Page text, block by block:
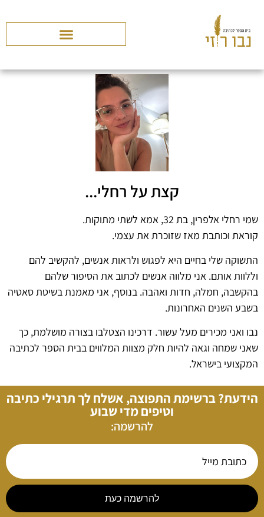
קצת על רחלי...
שמי רחלי אלפרין, בת 32, אמא לשתי מתוקות.
קוראת וכותבת מאז שזוכרת את עצמי.
התשוקה שלי בחיים היא לפגוש ולראות אנשים, להקשיב להם
וללוות אותם. אני מלווה אנשים לכתוב את הסיפור שלהם
בהקשבה, חמלה, חדות ואהבה. בנוסף, אני מאמנת בשיטת סאטיה
בשבע השנים האחרונות.
נבו ואני מכירים מעל עשור. דרכינו הצטלבו בצורה מושלמת, כך
שאני שמחה וגאה להיות חלק מצוות המלווים בבית הספר לכתיבה
המקצועי בישראל.
הידעת? ברשימת התפוצה, אשלח לך תרגילי כתיבה
וטיפים מדי שבוע
להרשמה:
להרשמה כעת